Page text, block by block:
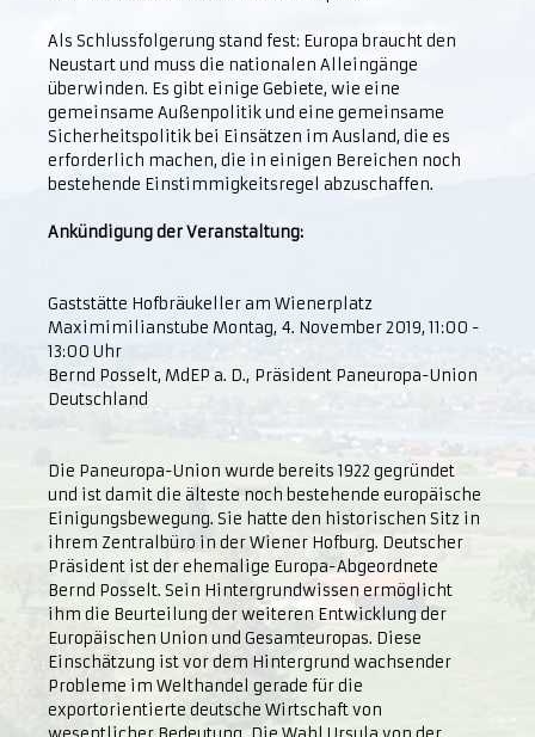
Als Schlussfolgerung stand fest: Europa braucht den
Neustart und muss die nationalen Alleingänge
überwinden. Es gibt einige Gebiete, wie eine
gemeinsame Außenpolitik und eine gemeinsame
Sicherheitspolitik bei Einsätzen im Ausland, die es
erforderlich machen, die in einigen Bereichen noch
bestehende Einstimmigkeitsregel abzuschaffen.
Ankündigung der Veranstaltung:
Gaststätte Hofbräukeller am Wienerplatz
Maximimilianstube Montag, 4. November 2019, 11:00 -
13:00 Uhr
Bernd Posselt, MdEP a. D., Präsident Paneuropa-Union
Deutschland
Die Paneuropa-Union wurde bereits 1922 gegründet
und ist damit die älteste noch bestehende europäische
Einigungsbewegung. Sie hatte den historischen Sitz in
ihrem Zentralbüro in der Wiener Hofburg. Deutscher
Präsident ist der ehemalige Europa-Abgeordnete
Bernd Posselt. Sein Hintergrundwissen ermöglicht
ihm die Beurteilung der weiteren Entwicklung der
Europäischen Union und Gesamteuropas. Diese
Einschätzung ist vor dem Hintergrund wachsender
Probleme im Welthandel gerade für die
exportorientierte deutsche Wirtschaft von